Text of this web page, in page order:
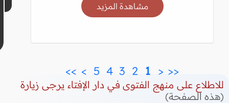
مشاهدة المزيد
<<
<
4
>
>>
للاطلاع على منهج الفتوى في دار الإفتاء يرجى زيارة
(هذه الصفحة)